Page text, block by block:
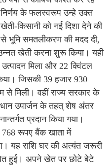
के फलस्वरूप उन्हे उक्त
किसानी को नई दिशा देने की
भूमि समतलीकरण की मदद दी,
खेती करना शुरू किया। यही
मिला और 22 क्विंटल
जिसकी 39 हजार 930
से मिली। वहीं राज्य सरकार के
धान उपार्जन के तहत् शेष अंतर
प्रदान किया गया।
रूपए बैंक खाता में
यह राशि घर की अत्यंत जरूरी
हुई। अपने खेत पर छोटे बेटे